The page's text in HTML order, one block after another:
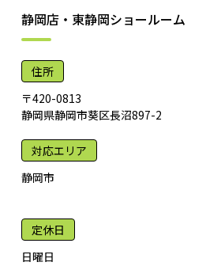
静岡店・東静岡ショールーム
住所
〒420-0813
静岡県静岡市葵区長沼897-2
対応エリア
静岡市
定休日
日曜日